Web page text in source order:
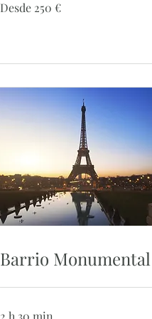
250
Desde 250 €
Barrio Monumental
2 h 30 min